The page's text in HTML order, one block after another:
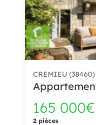
CREMIEU (38460)
165 000€
2 pièces